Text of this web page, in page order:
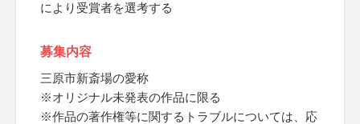
により受賞者を選考する
募集内容
三原市新斎場の愛称
※オリジナル未発表の作品に限る
※作品の著作権等に関するトラブルについては、応